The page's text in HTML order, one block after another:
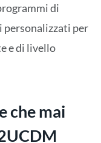
di
personalizzati per
e di livello
che mai